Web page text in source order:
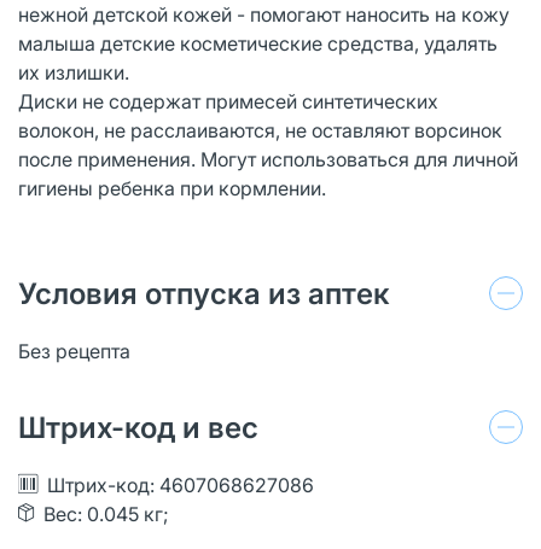
нежной детской кожей - помогают наносить на кожу
малыша детские косметические средства, удалять
их излишки.
Диски не содержат примесей синтетических
волокон, не расслаиваются, не оставляют ворсинок
после применения. Могут использоваться для личной
гигиены ребенка при кормлении.
Условия отпуска из аптек
Без рецепта
Штрих-код и вес
Штрих-код: 4607068627086
Вес: 0.045 кг;